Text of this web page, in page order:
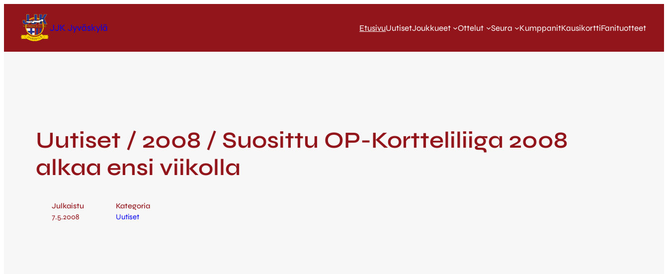
JJK Jyväskylä EtusivuUutisetJoukkueet Ottelut Seura KumppanitKausikorttiFanituotteet
Uutiset / 2008 / Suosittu OP-Kortteliliiga 2008
alkaa ensi viikolla
Julkaistu
7.5.2008
Kategoria
Uutiset